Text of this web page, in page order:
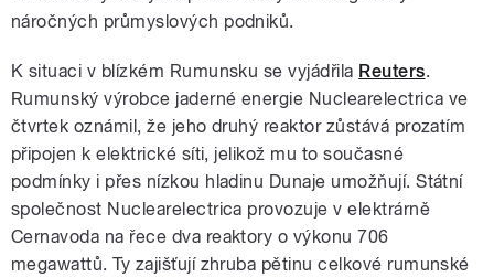
náročných průmyslových podniků.
K situaci v blízkém Rumunsku se vyjádřila Reuters.
Rumunský výrobce jaderné energie Nuclearelectrica ve
čtvrtek oznámil, že jeho druhý reaktor zůstává prozatím
připojen k elektrické síti, jelikož mu to současné
podmínky i přes nízkou hladinu Dunaje umožňují. Státní
společnost Nuclearelectrica provozuje v elektrárně
Cernavoda na řece dva reaktory o výkonu 706
megawattů. Ty zajišťují zhruba pětinu celkové rumunské